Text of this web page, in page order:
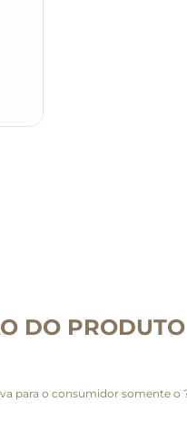
DO PRODUTO
para o consumidor somente